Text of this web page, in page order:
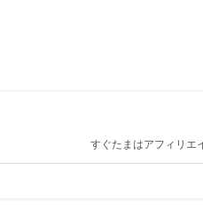
すぐたまはアフィリエ